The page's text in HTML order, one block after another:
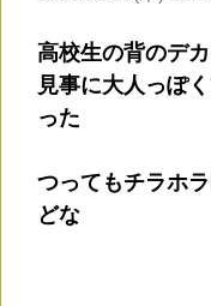
高校生の背のデ
見事に大人っぽ
った
つってもチラホ
どな